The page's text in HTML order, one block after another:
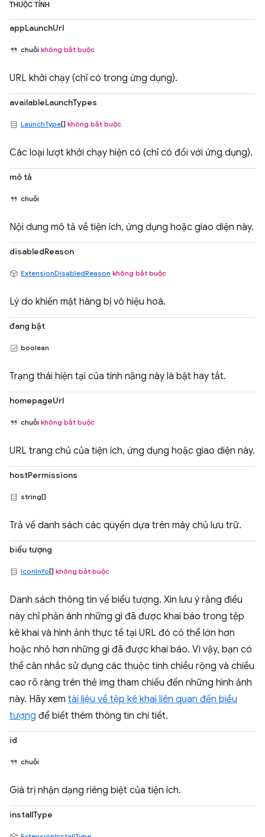
THUỘC TÍNH
appLaunchUrl
chuỗi không bắt buộc
URL khởi chạy (chỉ có trong ứng dụng).
availableLaunchTypes
LaunchType[] không bắt buộc
Các loại lượt khởi chạy hiện có (chỉ có đối với ứng dụng).
mô tả
chuỗi
Nội dung mô tả về tiện ích, ứng dụng hoặc giao diện này.
disabledReason
ExtensionDisabledReason không bắt buộc
Lý do khiến mặt hàng bị vô hiệu hoá.
đang bật
boolean
Trạng thái hiện tại của tính năng này là bật hay tắt.
homepageUrl
chuỗi không bắt buộc
URL trang chủ của tiện ích, ứng dụng hoặc giao diện này.
hostPermissions
string[]
Trả về danh sách các quyền dựa trên máy chủ lưu trữ.
biểu tượng
IconInfo[] không bắt buộc
Danh sách thông tin về biểu tượng. Xin lưu ý rằng điều
này chỉ phản ánh những gì đã được khai báo trong tệp
kê khai và hình ảnh thực tế tại URL đó có thể lớn hơn
hoặc nhỏ hơn những gì đã được khai báo. Vì vậy, bạn có
thể cân nhắc sử dụng các thuộc tính chiều rộng và chiều
cao rõ ràng trên thẻ img tham chiếu đến những hình ảnh
này. Hãy xem tài liệu về tệp kê khai liên quan đến biểu
tượng để biết thêm thông tin chi tiết.
id
chuỗi
Giá trị nhận dạng riêng biệt của tiện ích.
installType